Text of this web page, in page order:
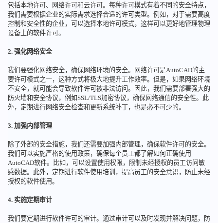
包括本地许可、网络许可和云许可。每种许可模式有着不同的安全特点，
我们需要根据企业的实际需求选择合适的许可类型。例如，对于需要高度
控制和安全性的企业，可以选择本地许可模式，这样可以更好地管理物理
设备上的软件许可。
2. 强化网络安全
我们要强化网络安全，确保网络环境的安全。网络许可是AutoCAD的主
要许可模式之一，这种方式将极大地提升工作效率。但是，如果网络环境
不安全，就可能会导致软件许可被非法访问。因此，我们需要部署强大的
防火墙和安全协议，例如SSL/TLS加密协议，确保网络通信的安全性。此
外，定期进行网络安全检查和更新系统补丁，也是必不可少的。
3. 加强内部管理
除了外部的安全措施，我们还需要加强内部管理，确保软件许可的安全。
我们可以实施严格的使用政策，确保每个员工都了解如何正确使用
AutoCAD软件。比如，可以设置使用权限，限制未经授权的员工访问敏
感数据。此外，定期进行软件使用培训，提高员工的安全意识，防止未经
授权的软件使用。
4. 实施定期审计
我们要定期进行软件许可的审计。通过审计可以及时发现并解决问题，防